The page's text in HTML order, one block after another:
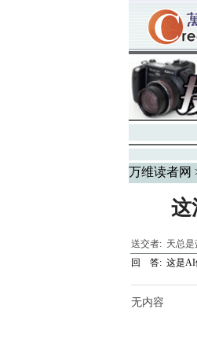
万维读者网
这
送交者: 天总是
回 答: 这是AI
无内容